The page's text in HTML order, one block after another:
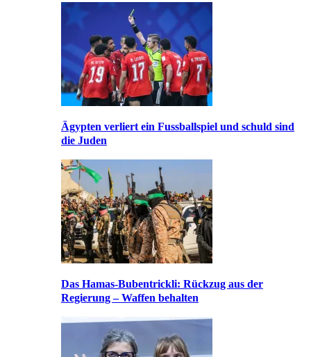
Ägypten verliert ein Fussballspiel und schuld sind
die Juden
Das Hamas-Bubentrickli: Rückzug aus der
Regierung – Waffen behalten